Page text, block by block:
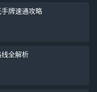
牌速通攻略
全解析